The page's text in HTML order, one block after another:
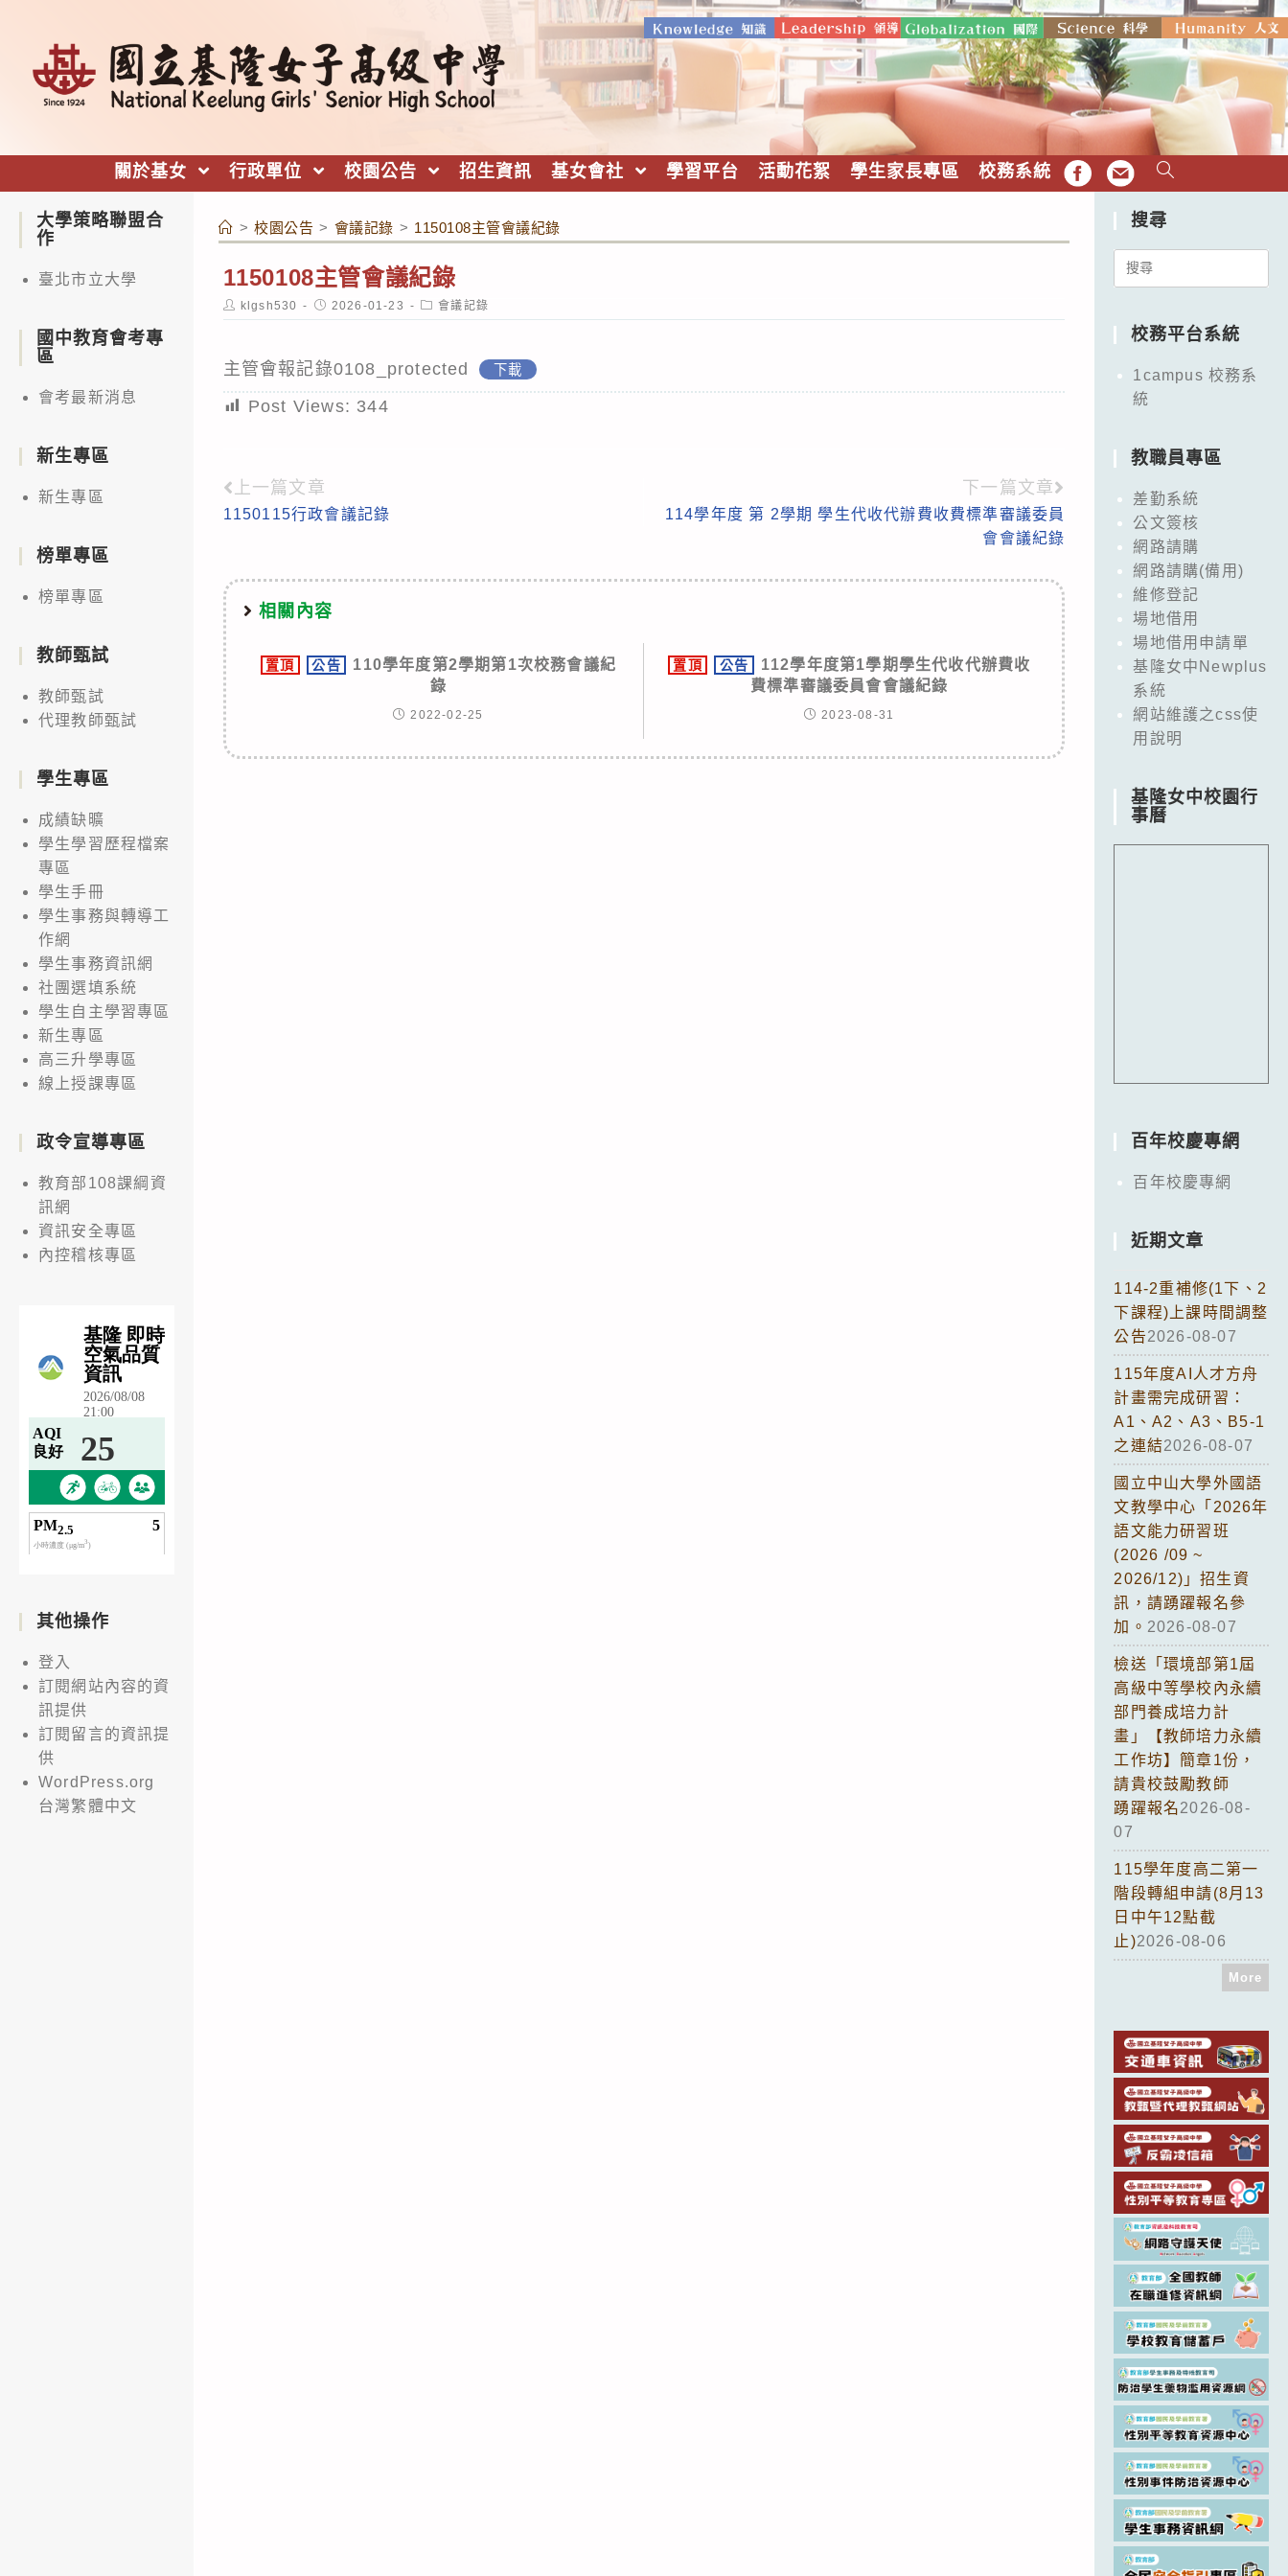
關於基女 行政單位 校園公告 招生資訊 基女會社 學習平台 活動花絮 學生家長專區 校務系統 FB EMAIL
> 校園公告 > 會議記錄 > 1150108主管會議紀錄
1150108主管會議紀錄
Post
author:
klgsh530
Post
published:
2026-01-23
Post
category:
會議記錄
主管會報記錄0108_protected 下載
Post Views: 344
Read
more
上一篇文章
1150115行政會議記錄
下一篇文章
114學年度 第 2學期 學生代收代辦費收費標準審議委員
會會議紀錄
相關內容
置頂 公告
110學年度第2學期第1次校務會議紀
錄
2022-02-25
置頂 公告
112學年度第1學期學生代收代辦費收
費標準審議委員會會議紀錄
2023-08-31
大學策略聯盟合
作
臺北市立大學
國中教育會考專
區
會考最新消息
新生專區
新生專區
榜單專區
榜單專區
教師甄試
教師甄試
代理教師甄試
學生專區
成績缺曠
學生學習歷程檔案
專區
學生手冊
學生事務與轉導工
作網
學生事務資訊網
社團選填系統
學生自主學習專區
新生專區
高三升學專區
線上授課專區
政令宣導專區
教育部108課綱資
訊網
資訊安全專區
內控稽核專區
其他操作
登入
訂閱網站內容的資
訊提供
訂閱留言的資訊提
供
WordPress.org
台灣繁體中文
搜尋
Search
校務平台系統
1campus 校務系
統
教職員專區
差勤系統
公文簽核
網路請購
網路請購(備用)
維修登記
場地借用
場地借用申請單
基隆女中Newplus
系統
網站維護之css使
用說明
基隆女中校園行
事曆
百年校慶專網
百年校慶專網
近期文章
114-2重補修(1下、2
下課程)上課時間調整
公告2026-08-07
115年度AI人才方舟
計畫需完成研習：
A1、A2、A3、B5-1
之連結2026-08-07
國立中山大學外國語
文教學中心「2026年
語文能力研習班
(2026 /09 ~
2026/12)」招生資
訊，請踴躍報名參
加。 2026-08-07
檢送「環境部第1屆
高級中等學校內永續
部門養成培力計
畫」【教師培力永續
工作坊】簡章1份，
請貴校鼓勵教師
踴躍報名2026-08-
07
115學年度高二第一
階段轉組申請(8月13
日中午12點截
止)2026-08-06
More